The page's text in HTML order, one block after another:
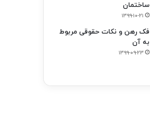
ساختمان
۱۳۹۹-۱۰-۲۱
فک‌ رهن و نکات حقوقی مربوط
به آن
۱۳۹۹-۰۹-۲۳